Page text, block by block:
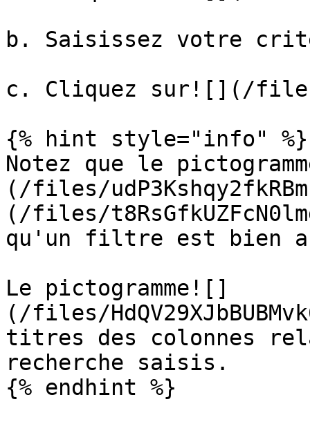
b. Saisissez votre
c. Cliquez sur![](/files/
{% hint style="info" %}
Notez que le
(/files/
(/files/
qu'un filtre est bien
Le pictogramme![]
(/files/
titres des colonnes
recherche saisis.
{% endhint %}